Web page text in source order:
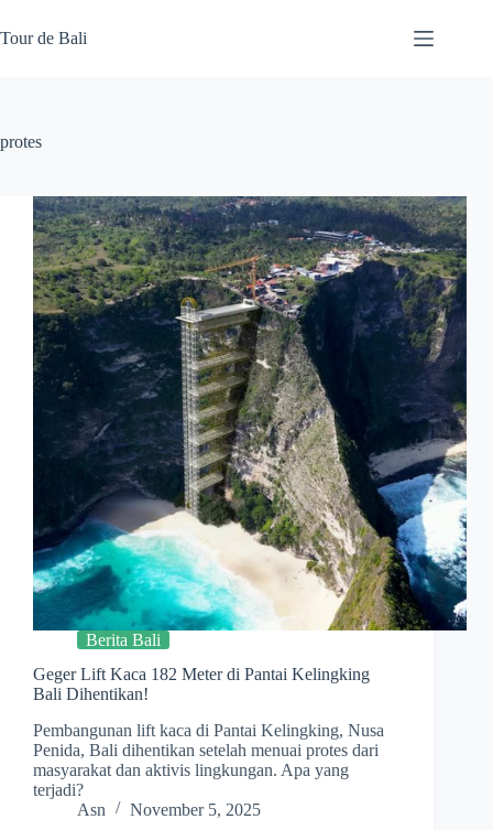
to
content
Tour de Bali
protes
Berita Bali
Geger Lift Kaca 182 Meter di Pantai Kelingking
Bali Dihentikan!
Pembangunan lift kaca di Pantai Kelingking, Nusa
Penida, Bali dihentikan setelah menuai protes dari
masyarakat dan aktivis lingkungan. Apa yang
terjadi?
Asn
November 5, 2025